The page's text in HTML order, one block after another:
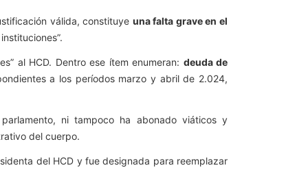
válida, constituye una falta grave en el
al HCD. Dentro ese ítem enumeran: deuda de
a los períodos marzo y abril de 2.024,
ni tampoco ha abonado viáticos y
del cuerpo.
del HCD y fue designada para reemplazar